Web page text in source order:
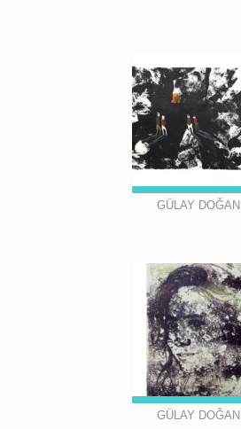
GÜLAY DOĞAN
GÜLAY DOĞAN